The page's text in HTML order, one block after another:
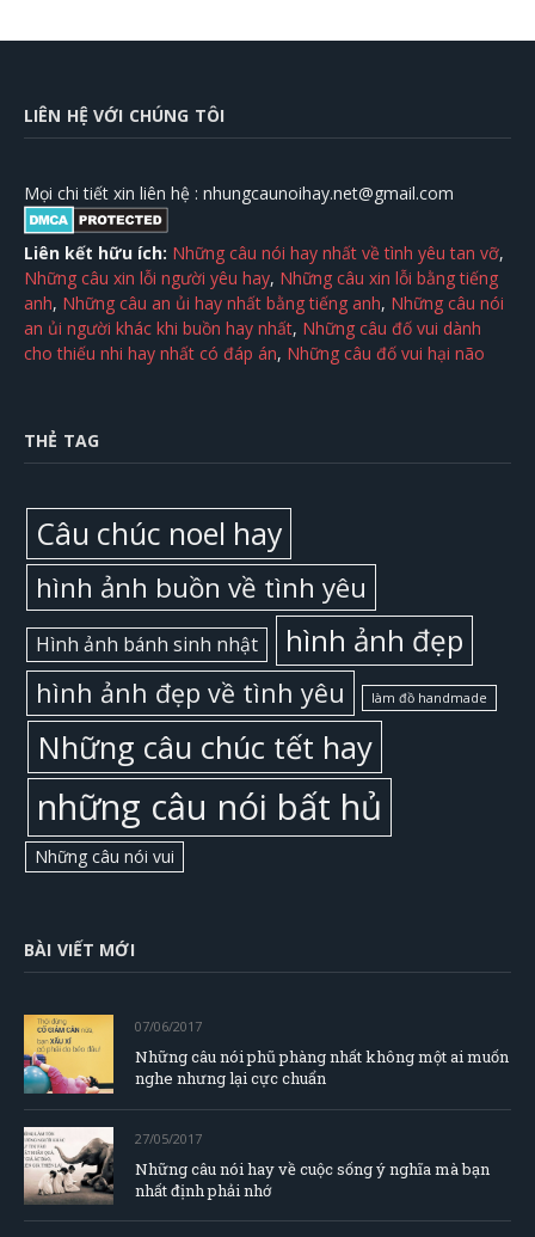
LIÊN HỆ VỚI CHÚNG TÔI
Mọi chi tiết xin liên hệ : nhungcaunoihay.net@gmail.com
Liên kết hữu ích: Những câu nói hay nhất về tình yêu tan vỡ,
Những câu xin lỗi người yêu hay, Những câu xin lỗi bằng tiếng
anh, Những câu an ủi hay nhất bằng tiếng anh, Những câu nói
an ủi người khác khi buồn hay nhất, Những câu đố vui dành
cho thiếu nhi hay nhất có đáp án, Những câu đố vui hại não
THẺ TAG
Câu chúc noel hay
hình ảnh buồn về tình yêu
Hình ảnh bánh sinh nhật hình ảnh đẹp
hình ảnh đẹp về tình yêu làm đồ handmade
Những câu chúc tết hay
những câu nói bất hủ
Những câu nói vui
BÀI VIẾT MỚI
07/06/2017
Những câu nói phũ phàng nhất không một ai muốn
nghe nhưng lại cực chuẩn
27/05/2017
Những câu nói hay về cuộc sống ý nghĩa mà bạn
nhất định phải nhớ